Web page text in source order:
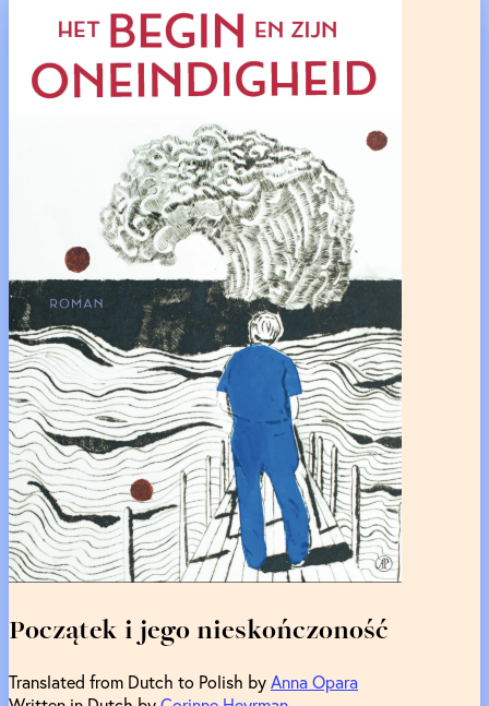
Początek i jego nieskończoność
Translated from Dutch to Polish byAnna Opara